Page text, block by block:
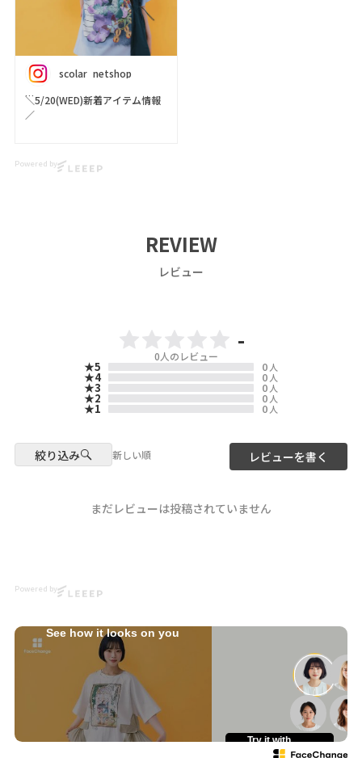
scolar_netshop
＼5/20(WED)新着アイテム情報
／
カラー） 】をご紹介 ･֊･✨
ライプ生地がコーデのアクセン
▶️ 新作・詳細は公式サイトへ
『 ScoLar（ スカラー ）』で検
☆・☆・☆・☆・☆・☆・☆・
#scolar_ootd #スカラー
#scolar #ハデカワ
@lilyrose0330
@nanairo0420
☆・☆・☆・☆・☆・☆・☆・
☆
Powered by
REVIEW
レビュー
-
0人のレビュー
★5 0 人
★4 0 人
★3 0 人
★2 0 人
★1 0 人
絞り込み 新しい順 レビューを書く
まだレビューは投稿されていません
Powered by
See how it looks on you
Try it with
your own face